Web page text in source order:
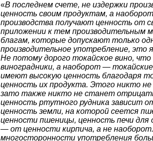
«В последнем счете, не издержки
ценность своим продуктам, а
производства получают ценность от
приложении к тем производительным
благам, которые допускают только
производительное употребление, это
Не потому дорого токайское вино, что
виноградники, а наоборот —
имеют высокую ценность благодаря
ценность их продукта. Этого никто
зато также никто не станет
ценность ртутного рудника зависит
ценность земли, на которой сеется
ценности пшеницы, ценность печи для
— от ценности кирпича, а не
многосторонности употребления